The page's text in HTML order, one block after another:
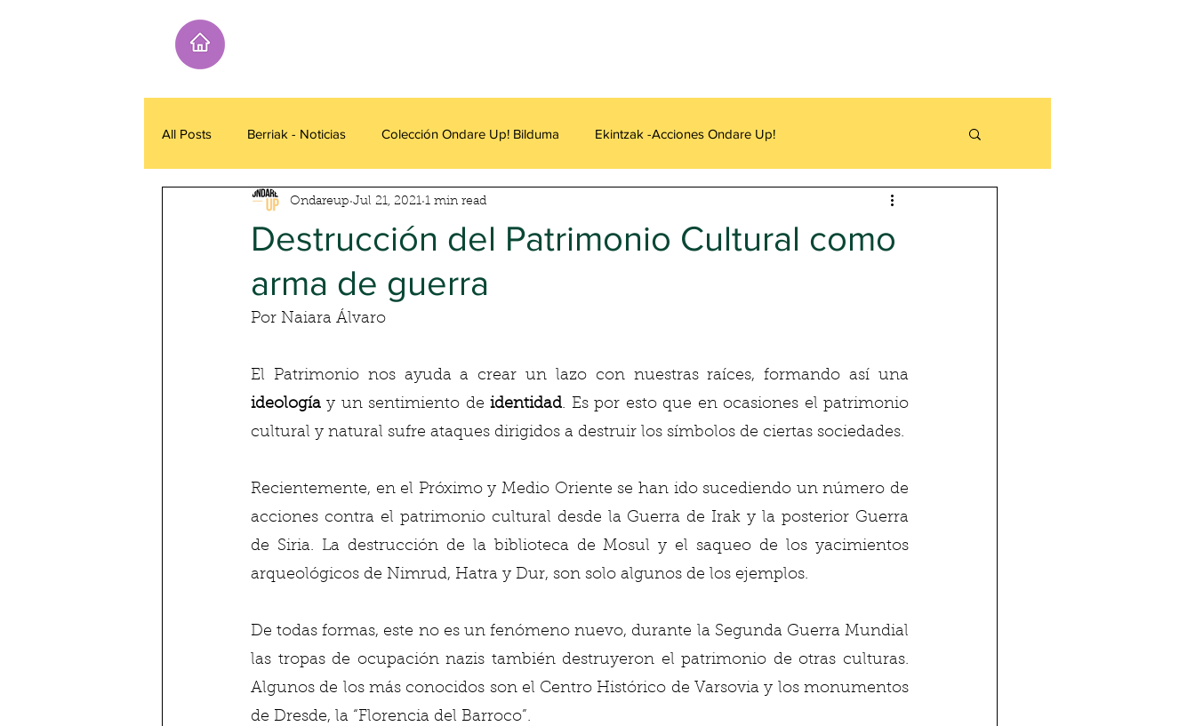
All Posts Berriak - Noticias Colección Ondare Up! Bilduma Ekintzak -Acciones Ondare Up!
Destrucción del Patrimonio Cultural como
arma de guerra
Ondareup Jul 21, 2021 1 min read
Por Naiara Álvaro
ideología y un sentimiento de identidad. Es por esto que en ocasiones el patrimonio
cultural y natural sufre ataques dirigidos a destruir los símbolos de ciertas sociedades.
Recientemente, en el Próximo y Medio Oriente se han ido sucediendo un número de
acciones contra el patrimonio cultural desde la Guerra de Irak y la posterior Guerra
de Siria. La destrucción de la biblioteca de Mosul y el saqueo de los yacimientos
arqueológicos de Nimrud, Hatra y Dur, son solo algunos de los ejemplos.
De todas formas, este no es un fenómeno nuevo, durante la Segunda Guerra Mundial
las tropas de ocupación nazis también destruyeron el patrimonio de otras culturas.
Algunos de los más conocidos son el Centro Histórico de Varsovia y los monumentos
de Dresde, la “Florencia del Barroco”.